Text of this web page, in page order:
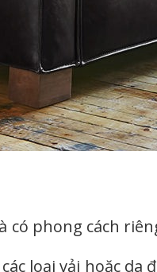
phong cách
loại vải hoặc da